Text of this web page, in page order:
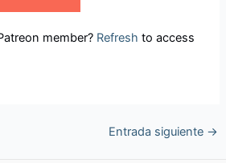
member? Refresh to access
Entrada siguiente →